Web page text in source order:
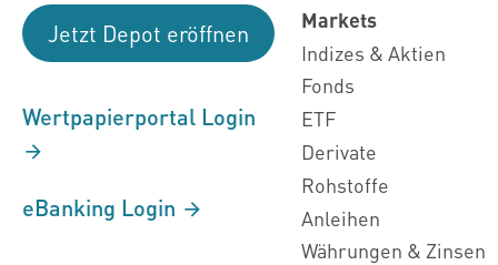
Jetzt Depot eröffnen
Wertpapierportal Login
eBanking Login
Markets
Indizes & Aktien
Fonds
ETF
Derivate
Rohstoffe
Anleihen
Währungen & Zinsen